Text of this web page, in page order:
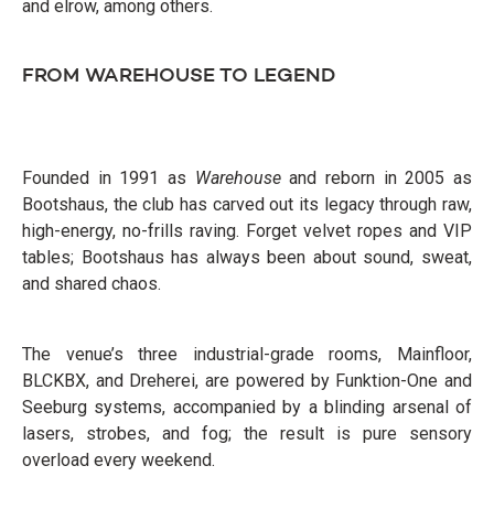
and elrow, among others.
FROM WAREHOUSE TO LEGEND
Founded in 1991 as Warehouseand reborn in 2005 as
Bootshaus, the club has carved out its legacy through raw,
high-energy, no-frills raving. Forget velvet ropes and VIP
tables; Bootshaus has always been about sound, sweat,
and shared chaos.
The venue’s three industrial-grade rooms, Mainfloor,
BLCKBX, and Dreherei, are powered by Funktion-One and
Seeburg systems, accompanied by a blinding arsenal of
lasers, strobes, and fog; the result is pure sensory
overload every weekend.